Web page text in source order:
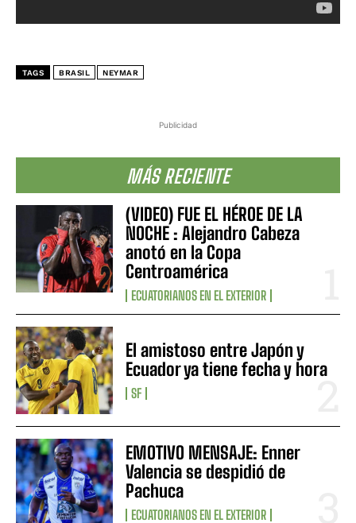
Publicidad
MÁS RECIENTE
(VIDEO) FUE EL HÉROE DE LA
NOCHE : Alejandro Cabeza
anotó en la Copa
Centroamérica
ECUATORIANOS EN EL EXTERIOR
El amistoso entre Japón y
Ecuador ya tiene fecha y hora
SF
EMOTIVO MENSAJE: Enner
Valencia se despidió de
Pachuca
ECUATORIANOS EN EL EXTERIOR
TAGS BRASIL NEYMAR